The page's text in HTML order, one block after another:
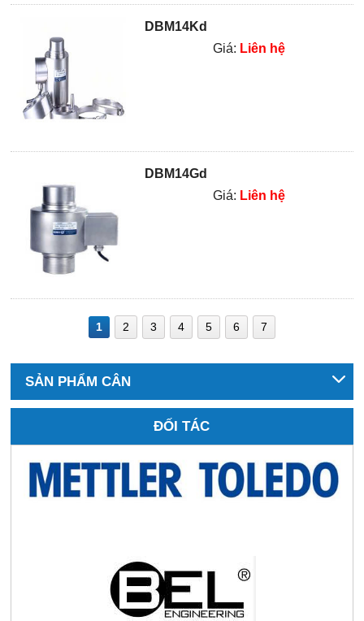
DBM14Kd
Giá: Liên hệ
DBM14Gd
Giá: Liên hệ
1 2 3 4 5 6 7
SẢN PHẨM CÂN
ĐỐI TÁC